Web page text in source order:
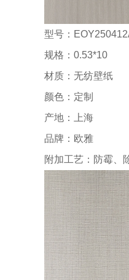
型号：
规格：0.53*10
材质：无纺壁纸
颜色：定制
产地：上海
品牌：欧雅
附加工艺：防霉、